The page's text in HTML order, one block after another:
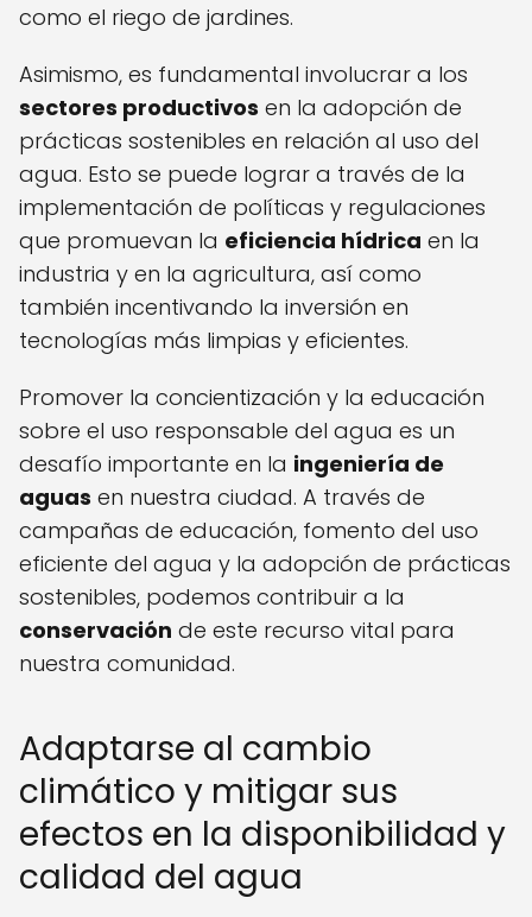
como el riego de jardines.
Asimismo, es fundamental involucrar a los
sectores productivos en la adopción de
prácticas sostenibles en relación al uso del
agua. Esto se puede lograr a través de la
implementación de políticas y regulaciones
que promuevan la eficiencia hídrica en la
industria y en la agricultura, así como
también incentivando la inversión en
tecnologías más limpias y eficientes.
Promover la concientización y la educación
sobre el uso responsable del agua es un
desafío importante en la ingeniería de
aguas en nuestra ciudad. A través de
campañas de educación, fomento del uso
eficiente del agua y la adopción de prácticas
sostenibles, podemos contribuir a la
conservación de este recurso vital para
nuestra comunidad.
Adaptarse al cambio
climático y mitigar sus
efectos en la disponibilidad y
calidad del agua